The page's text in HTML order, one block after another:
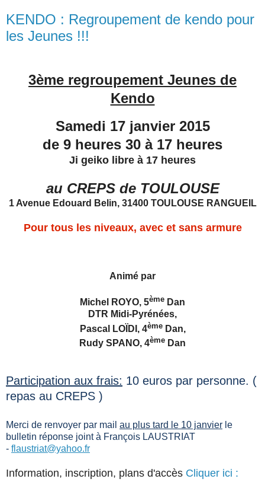
KENDO : Regroupement de kendo pour
les Jeunes !!!
3ème regroupement Jeunes de
Kendo
Samedi 17 janvier 2015
de 9 heures 30 à 17 heures
Ji geiko libre à 17 heures
au CREPS de TOULOUSE
1 Avenue Edouard Belin, 31400 TOULOUSE RANGUEIL
Pour tous les niveaux, avec et sans armure
Animé par
Michel ROYO, 5ème Dan
DTR Midi-Pyrénées,
Pascal LOÏDI, 4èmeDan,
Rudy SPANO, 4ème Dan
Participation aux frais: 10 euros par personne. (
repas au CREPS )
Merci de renvoyer par mail au plus tard le 10 janvier le
bulletin réponse joint à François LAUSTRIAT
- flaustriat@yahoo.fr
Information, inscription, plans d'accès Cliquer ici :